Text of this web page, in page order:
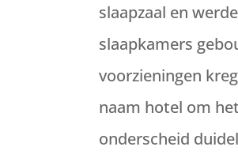
slaapzaal en
slaapkamers
voorzieningen
naam hotel om het
onderscheid